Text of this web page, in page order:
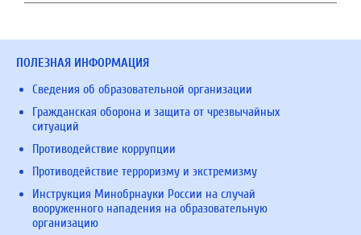
ПОЛЕЗНАЯ ИНФОРМАЦИЯ
Сведения об образовательной организации
Гражданская оборона и защита от чрезвычайных
ситуаций
Противодействие коррупции
Противодействие терроризму и экстремизму
Инструкция Минобрнауки России на случай
вооруженного нападения на образовательную
организацию